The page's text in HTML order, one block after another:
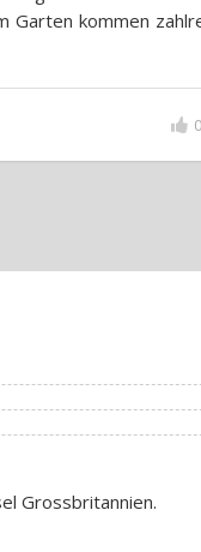
Garten kommen
0
Grossbritannien.